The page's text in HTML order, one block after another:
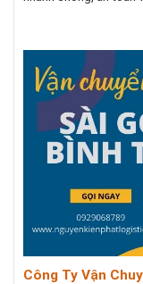
Công Ty Vận